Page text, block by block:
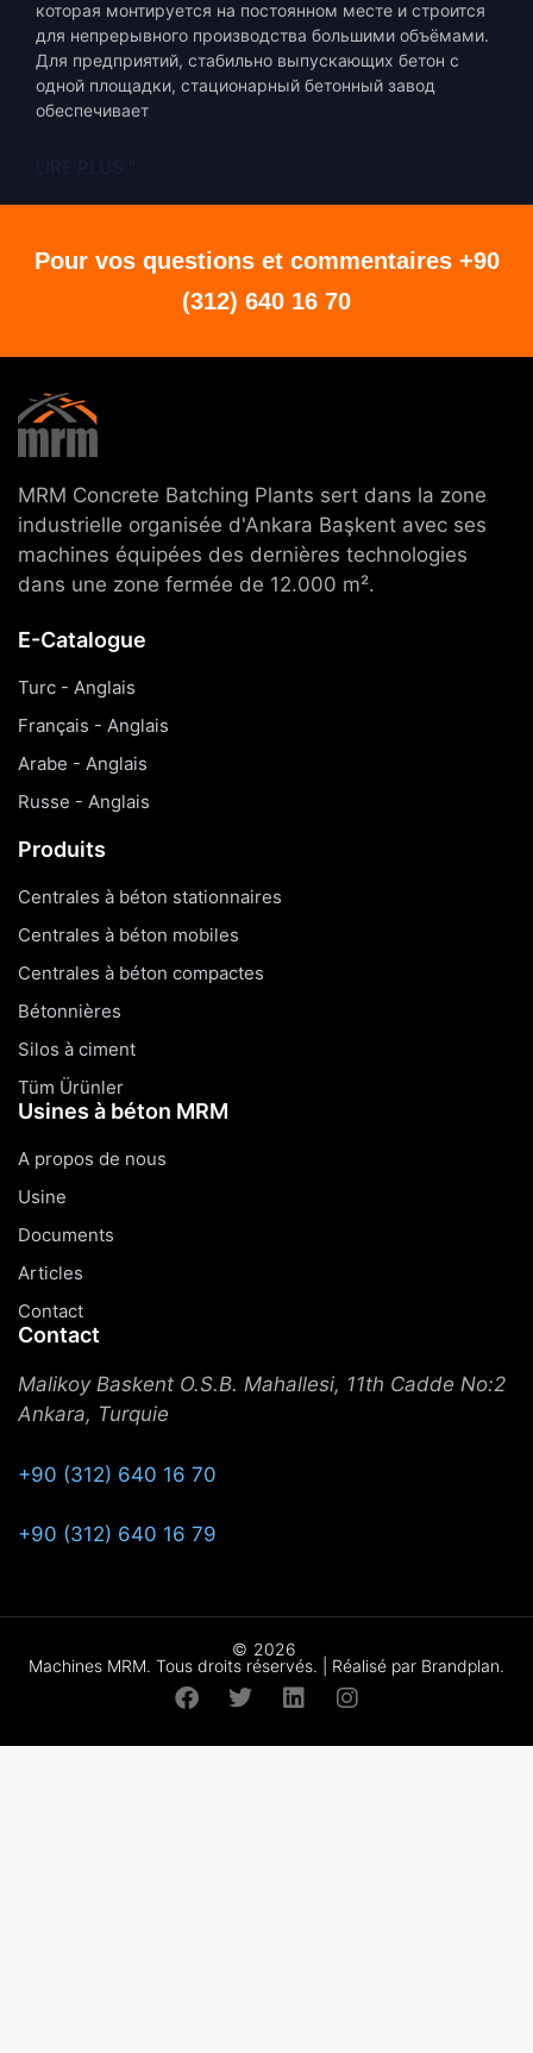
которая монтируется на постоянном месте и строится
для непрерывного производства большими объёмами.
Для предприятий, стабильно выпускающих бетон с
одной площадки, стационарный бетонный завод
обеспечивает
Pour vos questions et commentaires +90
(312) 640 16 70
MRM Concrete Batching Plants sert dans la zone
industrielle organisée d'Ankara Başkent avec ses
machines équipées des dernières technologies
dans une zone fermée de 12.000 m².
E-Catalogue
Turc - Anglais
Français - Anglais
Arabe - Anglais
Russe - Anglais
Produits
Centrales à béton stationnaires
Centrales à béton mobiles
Centrales à béton compactes
Bétonnières
Silos à ciment
Tüm Ürünler
Usines à béton MRM
A propos de nous
Usine
Documents
Articles
Contact
Contact
Malikoy Baskent O.S.B. Mahallesi, 11th Cadde No:2
Ankara, Turquie
+90 (312) 640 16 70
+90 (312) 640 16 79
© 2026
Machines MRM. Tous droits réservés. | Réalisé par Brandplan.